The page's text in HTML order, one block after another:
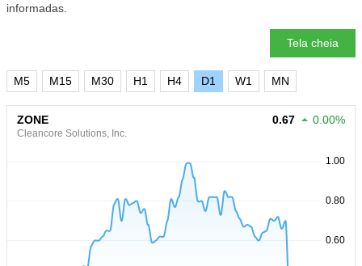
informadas.
Tela cheia
M5 M15 M30 H1 H4 D1 W1 MN
ZONE
Cleancore Solutions, Inc.
0.67 0.00%